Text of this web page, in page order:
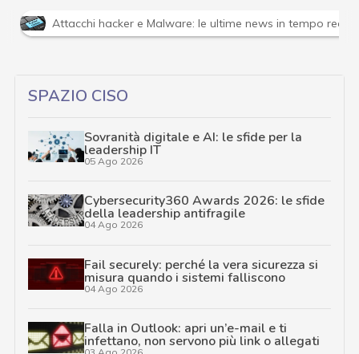
Attacchi hacker e Malware: le ultime news in tempo
SPAZIO CISO
Sovranità digitale e AI: le sfide per la
leadership IT
05 Ago 2026
Cybersecurity360 Awards 2026: le sfide
della leadership antifragile
04 Ago 2026
Fail securely: perché la vera sicurezza si
misura quando i sistemi falliscono
04 Ago 2026
Falla in Outlook: apri un’e-mail e ti
infettano, non servono più link o allegati